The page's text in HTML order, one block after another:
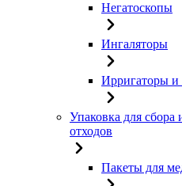
Негатоскопы
Ингаляторы
Ирригаторы и
Упаковка для
отходов
Пакеты для